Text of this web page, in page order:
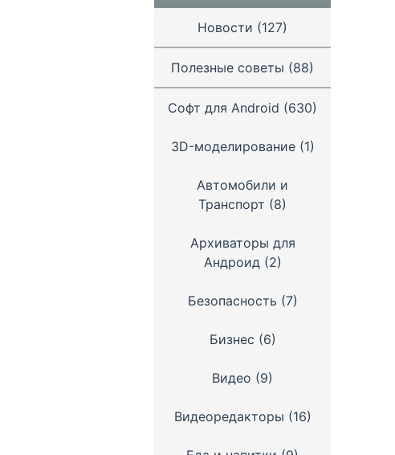
Новости (127)
Полезные советы (88)
Софт для Android (630)
3D-моделирование(1)
Автомобили и
Транспорт (8)
Архиваторы для
Андроид(2)
Безопасность (7)
Бизнес (6)
Видео (9)
Видеоредакторы (16)